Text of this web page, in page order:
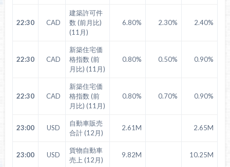
22:30 CAD
建築許可件
数 (前月比)
(11月)
6.80% 2.30% 2.40%
22:30 CAD
新築住宅価
格指数 (前
月比) (11月)
0.80% 0.50% 0.90%
22:30 CAD
新築住宅価
格指数 (前
月比) (11月)
0.80% 0.70% 0.90%
23:00 USD
自動車販売
合計 (12月)
2.61M 2.65M
23:00 USD
貨物自動車
売上 (12月)
9.82M 10.25M